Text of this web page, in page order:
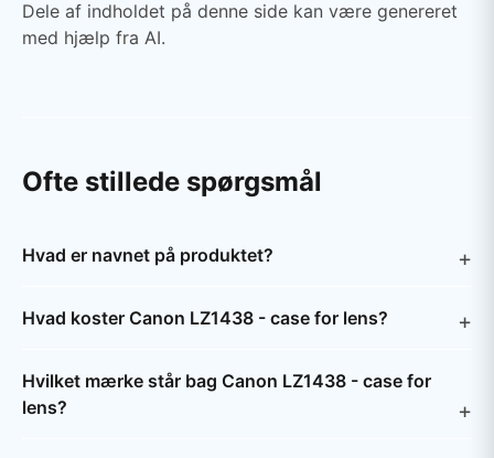
Dele af indholdet på denne side kan være genereret
med hjælp fra AI.
Ofte stillede spørgsmål
Hvad er navnet på produktet?
Hvad koster Canon LZ1438 - case for lens?
Hvilket mærke står bag Canon LZ1438 - case for
lens?